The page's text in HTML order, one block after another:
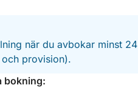
när du avbokar minst
provision).
bokning: